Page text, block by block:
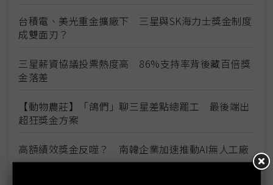
台積電、美光重金擴廠下 三星與SK海力士獎金制度
成雙面刃？
三星薪資協議投票熱度高 86%支持率背後藏百倍獎
金落差
【動物農莊】「鴿們」聊三星差點總罷工 最後端出
超狂獎金方案
高額績效獎金反噬？ 南韓企業加速推動AI無人工廠